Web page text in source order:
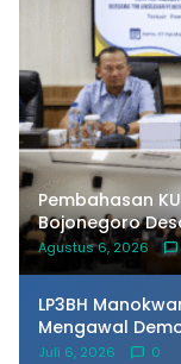
Pembahasan
Bojonegoro
Agustus 6, 2026
LP3BH
Mengawal
di Amban
Juli 6, 2026 0